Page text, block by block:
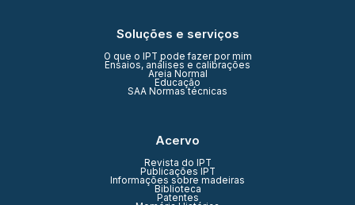
Soluções e serviços
O que o IPT pode fazer por mim
Ensaios, análises e calibrações
Areia Normal
Educação
SAA Normas técnicas
Acervo
Revista do IPT
Publicações IPT
Informações sobre madeiras
Biblioteca
Patentes